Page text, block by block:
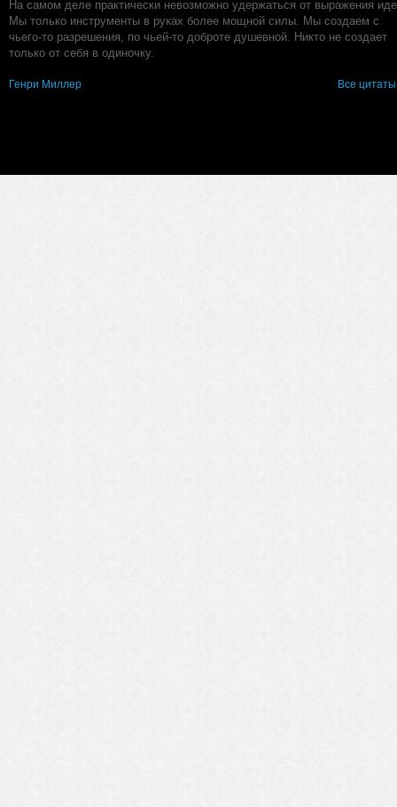
На самом деле практически невозможно удержаться от выражения
Мы только инструменты в руках более мощной силы. Мы создаем с
чьего-то разрешения, по чьей-то доброте душевной. Никто не создает
только от себя в одиночку.
Генри Миллер Все